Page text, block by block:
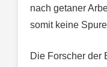
nach getaner
somit keine
Die Forscher der